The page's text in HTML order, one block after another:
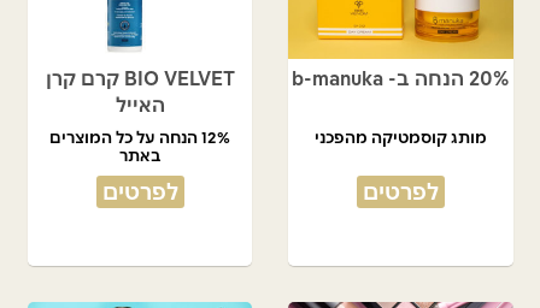
20% הנחה ב- b-manuka
מותג קוסמטיקה מהפכני
לפרטים
BIO VELVET קרם קרן
האייל
12% הנחה על כל המוצרים
באתר
לפרטים